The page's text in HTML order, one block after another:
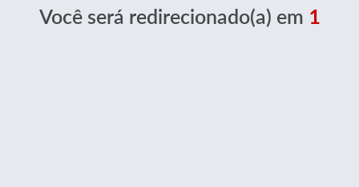
Você será redirecionado(a) em 1